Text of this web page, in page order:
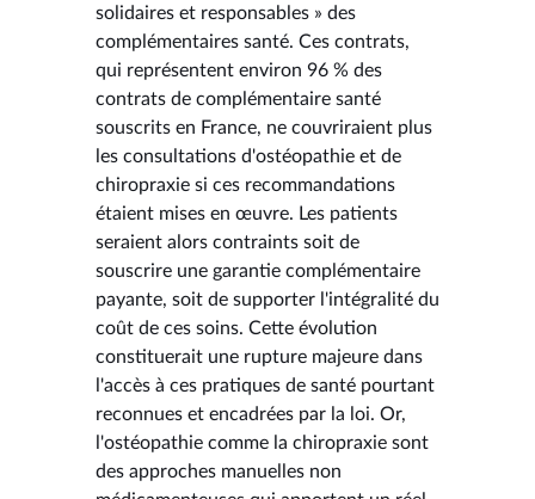
solidaires et responsables » des
complémentaires santé. Ces contrats,
qui représentent environ 96 % des
contrats de complémentaire santé
souscrits en France, ne couvriraient plus
les consultations d'ostéopathie et de
chiropraxie si ces recommandations
étaient mises en œuvre. Les patients
seraient alors contraints soit de
souscrire une garantie complémentaire
payante, soit de supporter l'intégralité du
coût de ces soins. Cette évolution
constituerait une rupture majeure dans
l'accès à ces pratiques de santé pourtant
reconnues et encadrées par la loi. Or,
l'ostéopathie comme la chiropraxie sont
des approches manuelles non